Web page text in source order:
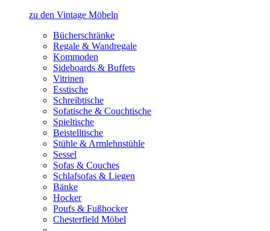
zu den Vintage Möbeln
Bücherschränke
Regale & Wandregale
Kommoden
Sideboards & Buffets
Vitrinen
Esstische
Schreibtische
Sofatische & Couchtische
Spieltische
Beistelltische
Stühle & Armlehnstühle
Sessel
Sofas & Couches
Schlafsofas & Liegen
Bänke
Hocker
Poufs & Fußhocker
Chesterfield Möbel